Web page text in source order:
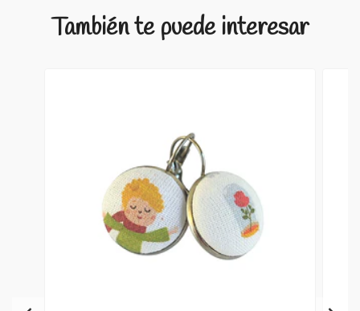
También te puede interesar